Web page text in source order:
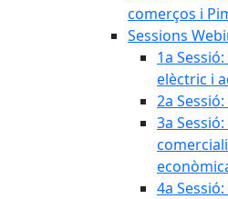
comerços i
Sessions
1a
elèctric i
2a
3a
4a